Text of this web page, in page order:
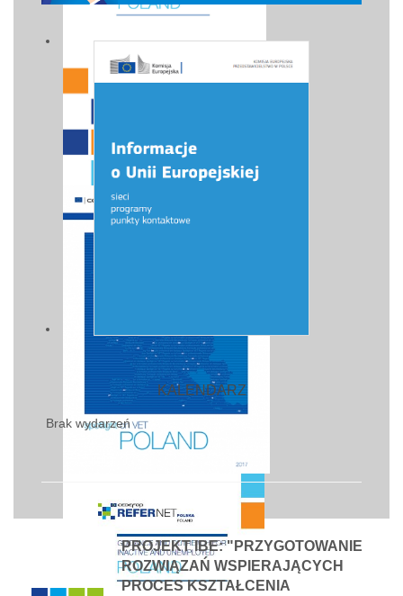
KALENDARZ
Brak wydarzeń
PROJEKT IBE: "PRZYGOTOWANIE
ROZWIĄZAŃ WSPIERAJĄCYCH
PROCES KSZTAŁCENIA